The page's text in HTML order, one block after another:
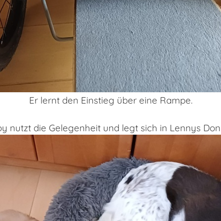
Er lernt den Einstieg über eine Rampe.
nutzt die Gelegenheit und legt sich in Lennys